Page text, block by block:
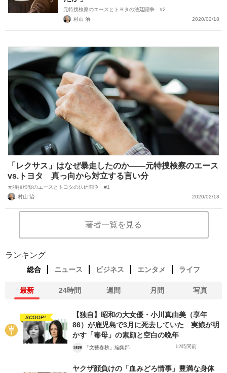
元特捜検察のエースとトヨタの法廷闘争 #2
村山 治
2020/02/18
「レクサス」はなぜ暴走したのか――元特捜検察のエース
vs.トヨタ 真っ向から対立する言い分
元特捜検察のエースとトヨタの法廷闘争 #1
村山 治
2020/02/18
著者一覧を見る
ランキング
総合 ニュース ビジネス エンタメ ライフ
最新 24時間 週間 月間 写真
SCOOP!
【独自】昭和の大女優・小川真由美（享年
86）が鹿児島で3月に死去していた 実娘が明
かす「毒母」の素顔と空白の晩年
「文藝春秋」編集部 12時間前
ヤクザ顔負けの「血みどろ情事」豊満な身体